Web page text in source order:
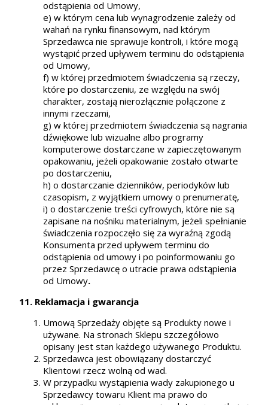
odstąpienia od Umowy,
e) w którym cena lub wynagrodzenie zależy od
wahań na rynku finansowym, nad którym
Sprzedawca nie sprawuje kontroli, i które mogą
wystąpić przed upływem terminu do odstąpienia
od Umowy,
f) w której przedmiotem świadczenia są rzeczy,
które po dostarczeniu, ze względu na swój
charakter, zostają nierozłącznie połączone z
innymi rzeczami,
g) w której przedmiotem świadczenia są nagrania
dźwiękowe lub wizualne albo programy
komputerowe dostarczane w zapieczętowanym
opakowaniu, jeżeli opakowanie zostało otwarte
po dostarczeniu,
h) o dostarczanie dzienników, periodyków lub
czasopism, z wyjątkiem umowy o prenumeratę,
i) o dostarczenie treści cyfrowych, które nie są
zapisane na nośniku materialnym, jeżeli spełnianie
świadczenia rozpoczęło się za wyraźną zgodą
Konsumenta przed upływem terminu do
odstąpienia od umowy i po poinformowaniu go
przez Sprzedawcę o utracie prawa odstąpienia
od Umowy.
11. Reklamacja i gwarancja
Umową Sprzedaży objęte są Produkty nowe i
używane. Na stronach Sklepu szczegółowo
opisany jest stan każdego używanego Produktu.
Sprzedawca jest obowiązany dostarczyć
Klientowi rzecz wolną od wad.
W przypadku wystąpienia wady zakupionego u
Sprzedawcy towaru Klient ma prawo do